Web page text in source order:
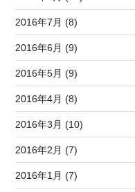
2016年7月 (8)
2016年6月 (9)
2016年5月 (9)
2016年4月 (8)
2016年3月 (10)
2016年2月 (7)
2016年1月 (7)